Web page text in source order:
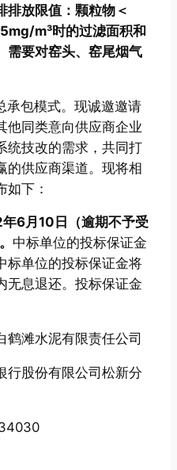
排放限值：颗粒物＜
m³时的过滤面积和
需要对窑头、窑尾烟气
承包模式。现诚邀邀请
他同类意向供应商企业
统技改的需求，共同打
的供应商渠道。现将相
如下：
6月10日（逾期不予受
中标单位的投标保证金
标单位的投标保证金将
无息退还。投标保证金
鹤滩水泥有限责任公司
行股份有限公司松新分